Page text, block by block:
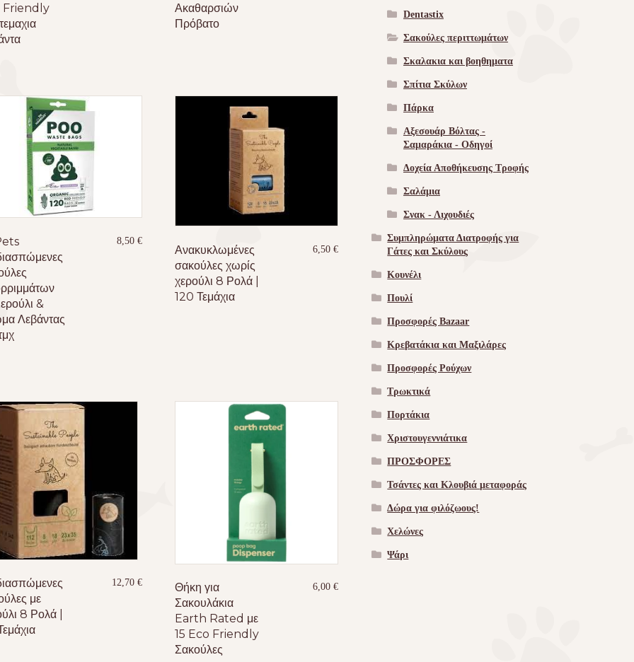
Friendly
Ακαθαρσιών
Πρόβατο
&
Λεβάντας
8,50 €
Ανακυκλωμένες
σακούλες χωρίς
χερούλι 8 Ρολά |
120 Τεμάχια
6,50€
με
8 Ρολά |
12,70 €
Θήκη για
Σακουλάκια
Earth Rated με
15 Eco Friendly
Σακούλες
6,00€
Dentastix
Σακούλες περιττωμάτων
Σκαλακια και βοηθηματα
Σπίτια Σκύλων
Πάρκα
Αξεσουάρ Βόλτας -
Σαμαράκια - Οδηγοί
Δοχεία Αποθήκευσης Τροφής
Σαλάμια
Σνακ - Λιχουδιές
Συμπληρώματα Διατροφής για
Γάτες και Σκύλους
Κουνέλι
Πουλί
Προσφορές Bazaar
Κρεβατάκια και Μαξιλάρες
Προσφορές Ρούχων
Τρωκτικά
Πορτάκια
Χριστουγεννιάτικα
ΠΡΟΣΦΟΡΕΣ
Τσάντες και Κλουβιά μεταφοράς
Δώρα για φιλόζωους!
Χελώνες
Ψάρι